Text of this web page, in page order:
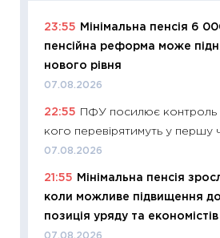
23:55
Мінімальна пенсія 6
пенсійна реформа може
нового рівня
07.08.2026
22:55
ПФУ посилює контроль
кого перевірятимуть у першу
07.08.2026
21:55
Мінімальна пенсія
коли можливе підвищення
позиція уряду та економістів
07.08.2026